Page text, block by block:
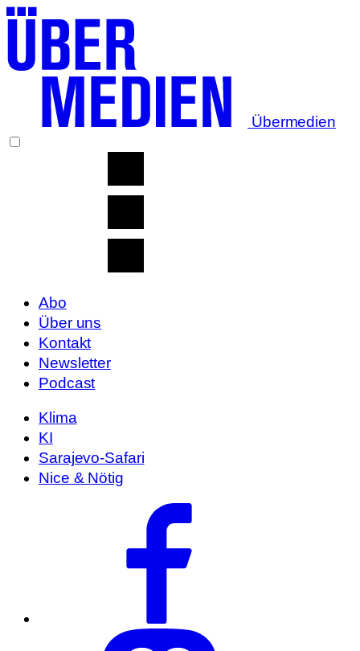
Übermedien
Abo
Über uns
Kontakt
Newsletter
Podcast
Klima
KI
Sarajevo-Safari
Nice & Nötig